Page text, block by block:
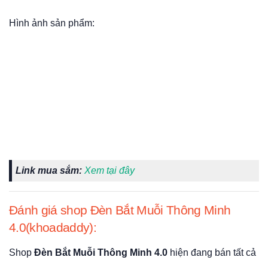
Hình ảnh sản phẩm:
Link mua sắm: Xem tại đây
Đánh giá shop Đèn Bắt Muỗi Thông Minh
4.0(khoadaddy):
Shop Đèn Bắt Muỗi Thông Minh 4.0 hiện đang bán tất cả